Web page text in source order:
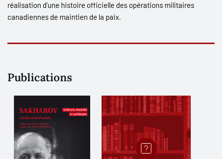
réalisation d’une histoire officielle des opérations militaires
canadiennes de maintien de la paix.
Publications